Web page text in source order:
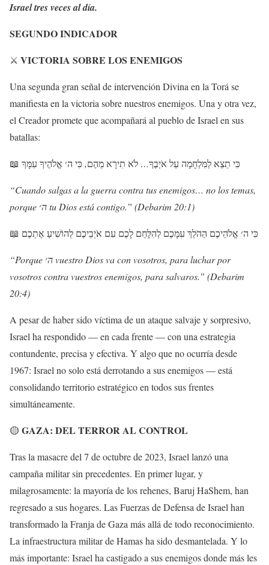
Israel tres veces al día.
SEGUNDO INDICADOR
⚔️ VICTORIA SOBRE LOS ENEMIGOS
Una segunda gran señal de intervención Divina en la Torá se
manifiesta en la victoria sobre nuestros enemigos. Una y otra vez,
el Creador promete que acompañará al pueblo de Israel en sus
batallas:
📖 כִּי תֵצֵאלַמִּלְחָמָה עַל אֹיְבֶךָ… לֹא תִירָאמֵהֶם, כִּי ה׳ אֱלֹהֶיךָ עִמָּךָ
“Cuando salgas a la guerra contra tus enemigos… no los temas,
porque ה׳ tu Dios está contigo.” (Debarim 20:1)
📖 כִּי ה׳ אֱלֹהֵיכֶם הַהֹלֵךְ עִמָּכֶם לְהִלָּחֵם לָכֶם עִם אֹיְבֵיכֶם לְהוֹשִׁיעַ אֶתְכֶם
“Porque ה׳ vuestro Dios va con vosotros, para luchar por
vosotros contra vuestros enemigos, para salvaros.” (Debarim
20:4)
A pesar de haber sido víctima de un ataque salvaje y sorpresivo,
Israel ha respondido — en cada frente — con una estrategia
contundente, precisa y efectiva. Y algo que no ocurría desde
1967: Israel no solo está derrotando a sus enemigos — está
consolidando territorio estratégico en todos sus frentes
simultáneamente.
🟡 GAZA: DEL TERROR AL CONTROL
Tras la masacre del 7 de octubre de 2023, Israel lanzó una
campaña militar sin precedentes. En primer lugar, y
milagrosamente: la mayoría de los rehenes, Baruj HaShem, han
regresado a sus hogares. Las Fuerzas de Defensa de Israel han
transformado la Franja de Gaza más allá de todo reconocimiento.
La infraestructura militar de Hamas ha sido desmantelada. Y lo
más importante: Israel ha castigado a sus enemigos donde más les